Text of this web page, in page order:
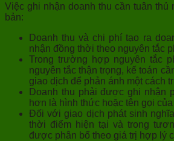
Việc ghi nhận doanh thu cần tuân thủ
bản:
Doanh thu và chi phí tạo ra
nhận đồng thời theo nguyên tắc
Trong trường hợp nguyên tắc
nguyên tắc thận trọng, kế toán
giao dịch để phản ánh một cách
Doanh thu phải được ghi nhận
hơn là hình thức hoặc tên gọi
Đối với giao dịch phát sinh
thời điểm hiện tại và trong
được phân bổ theo giá trị hợp lý